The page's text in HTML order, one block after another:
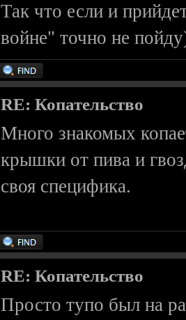
Так что если и
войне" точно не
RE: Копательство
Много знакомых
крышки от пива и
своя специфика.
RE: Копательство
Просто тупо был на